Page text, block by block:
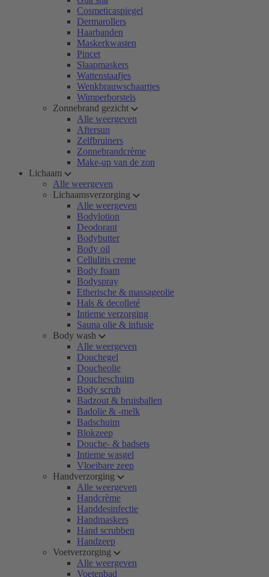
Cosmeticaspiegel
Dermarollers
Haarbanden
Maskerkwasten
Pincet
Slaapmaskers
Wattenstaafjes
Wenkbrauwschaartjes
Wimperborstels
Zonnebrand gezicht
Alle weergeven
Aftersun
Zelfbruiners
Zonnebrandcrème
Make-up van de zon
Lichaam
Alle weergeven
Lichaamsverzorging
Alle weergeven
Bodylotion
Deodorant
Bodybutter
Body oil
Cellulitis creme
Body foam
Bodyspray
Etherische & massageolie
Hals & decolleté
Intieme verzorging
Sauna olie & infusie
Body wash
Alle weergeven
Douchegel
Doucheolie
Doucheschuim
Body scrub
Badzout & bruisballen
Badolie & -melk
Badschuim
Blokzeep
Douche- & badsets
Intieme wasgel
Vloeibare zeep
Handverzorging
Alle weergeven
Handcrème
Handdesinfectie
Handmaskers
Hand scrubben
Handzeep
Voetverzorging
Alle weergeven
Voetenbad